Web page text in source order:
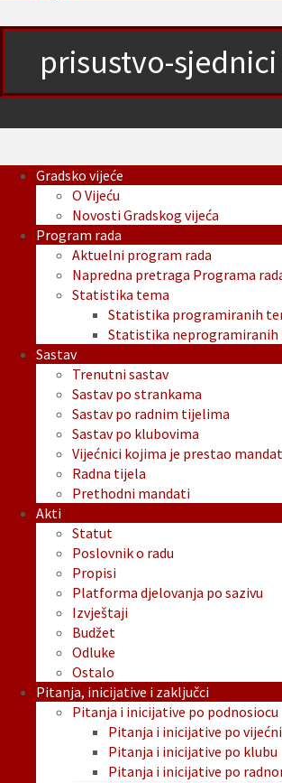
prisustvo-sjednici
Gradsko vijeće
O Vijeću
Novosti Gradskog vijeća
Program rada
Aktuelni program rada
Napredna pretraga Programa
Statistika tema
Statistika programiranih
Statistika neprogramiranih
Sastav
Trenutni sastav
Sastav po strankama
Sastav po radnim tijelima
Sastav po klubovima
Vijećnici kojima je prestao mandat
Radna tijela
Prethodni mandati
Akti
Statut
Poslovnik o radu
Propisi
Platforma djelovanja po sazivu
Izvještaji
Budžet
Odluke
Ostalo
Pitanja, inicijative i zaključci
Pitanja i inicijative po podnosiocu
Pitanja i inicijative po
Pitanja i inicijative po klubu
Pitanja i inicijative po